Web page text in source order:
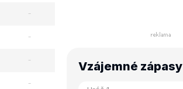
-
-
-
-
Vzájemné zápasy